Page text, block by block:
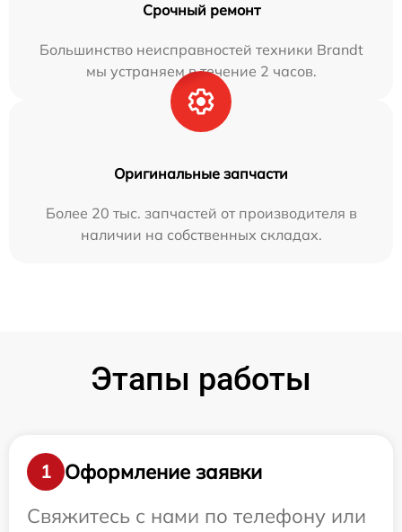
Срочный ремонт
Большинство неисправностей техники Brandt
мы устраняем в течение 2 часов.
Оригинальные запчасти
Более 20 тыс. запчастей от производителя в
наличии на собственных складах.
Этапы работы
1
Оформление заявки
Свяжитесь с нами по телефону или